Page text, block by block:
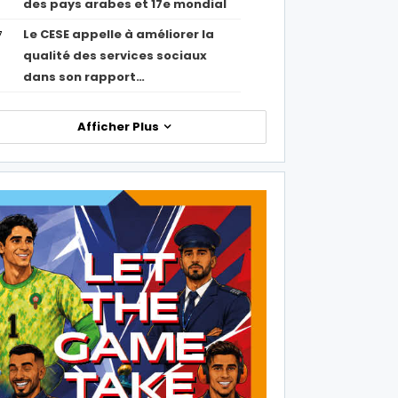
des pays arabes et 17e mondial
Le CESE appelle à améliorer la
qualité des services sociaux
dans son rapport…
Afficher Plus